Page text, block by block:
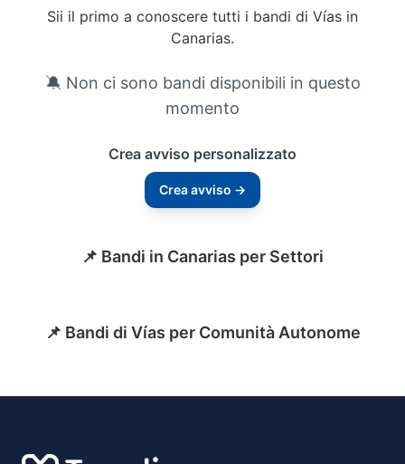
Sii il primo a conoscere tutti i bandi di Vías in
Canarias.
🔕 Non ci sono bandi disponibili in questo
momento
Crea avviso personalizzato
Crea avviso →
📌 Bandi in Canarias per Settori
📌 Bandi di Vías per Comunità Autonome